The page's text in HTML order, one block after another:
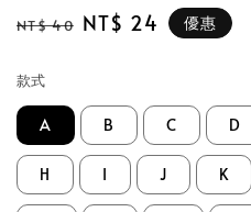
Regular
NT$ 40 Sale
NT$ 24 優惠
款式
A B C D
H I J K